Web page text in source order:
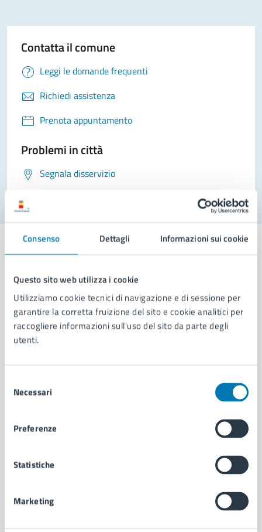
Consenso Dettagli Informazioni sui cookie
Questo sito web utilizza i cookie
Utilizziamo cookie tecnici di navigazione e di sessione per
garantire la corretta fruizione del sito e cookie analitici per
raccogliere informazioni sull'uso del sito da parte degli
utenti.
delNecessari
Preferenze
Statistiche
Marketing
Contatta il comune
Leggi le domande frequenti
Richiedi assistenza
Prenota appuntamento
Problemi in città
Segnala disservizio
Comune di Napoli
AMMINISTRAZIONE
Aree amministrative
Enti e fondazioni
Personale amministrativo
CATEGORIE DI SERVIZIO